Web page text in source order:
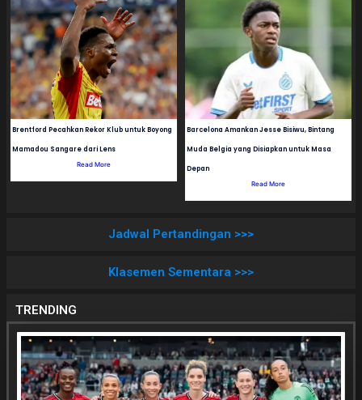
Brentford Pecahkan Rekor Klub untuk Boyong
Mamadou Sangare dari Lens
Read More
Barcelona Amankan Jesse Bisiwu, Bintang
Muda Belgia yang Disiapkan untuk Masa
Depan
Read More
Jadwal Pertandingan >>>
Klasemen Sementara >>>
TRENDING